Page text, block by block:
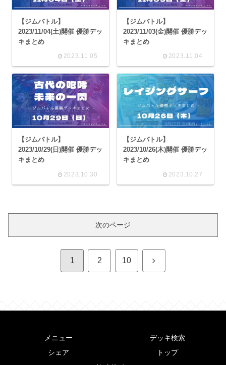
【ジムバトル】
2023/11/04(土)開催 優勝デッ
キまとめ
2023.11.05
【ジムバトル】
2023/11/03(金)開催 優勝デッ
キまとめ
2023.11.04
【ジムバトル】
2023/10/29(日)開催 優勝デッ
キまとめ
2023.10.30
【ジムバトル】
2023/10/26(木)開催 優勝デッ
キまとめ
2023.10.27
次のページ
1 2 10 次
メニュー
デッキ検索
シェア
トップ